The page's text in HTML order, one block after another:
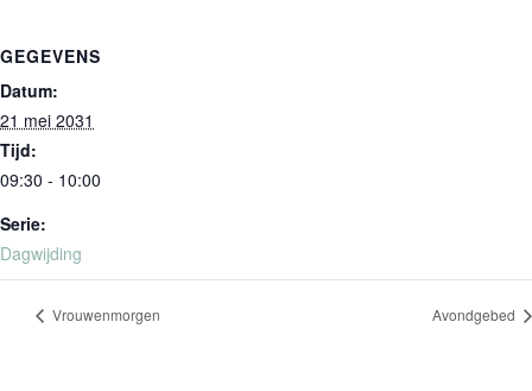
GEGEVENS
Datum:
21 mei 2031
Tijd:
09:30 - 10:00
Serie:
Dagwijding
Vrouwenmorgen Avondgebed